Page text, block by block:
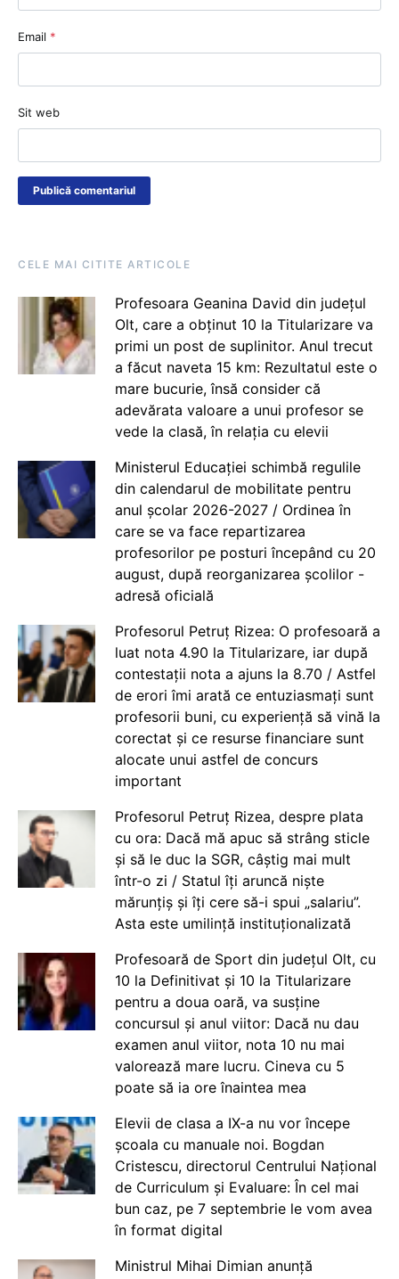
Email *
Sit web
CELE MAI CITITE ARTICOLE
Profesoara Geanina David din județul
Olt, care a obținut 10 la Titularizare va
primi un post de suplinitor. Anul trecut
a făcut naveta 15 km: Rezultatul este o
mare bucurie, însă consider că
adevărata valoare a unui profesor se
vede la clasă, în relația cu elevii
Ministerul Educației schimbă regulile
din calendarul de mobilitate pentru
anul școlar 2026-2027 / Ordinea în
care se va face repartizarea
profesorilor pe posturi începând cu 20
august, după reorganizarea școlilor -
adresă oficială
Profesorul Petruț Rizea: O profesoară a
luat nota 4.90 la Titularizare, iar după
contestații nota a ajuns la 8.70 / Astfel
de erori îmi arată ce entuziasmați sunt
profesorii buni, cu experiență să vină la
corectat și ce resurse financiare sunt
alocate unui astfel de concurs
important
Profesorul Petruț Rizea, despre plata
cu ora: Dacă mă apuc să strâng sticle
și să le duc la SGR, câștig mai mult
într-o zi / Statul îți aruncă niște
mărunțiș și îți cere să-i spui „salariu”.
Asta este umilință instituționalizată
Profesoară de Sport din județul Olt, cu
10 la Definitivat și 10 la Titularizare
pentru a doua oară, va susține
concursul și anul viitor: Dacă nu dau
examen anul viitor, nota 10 nu mai
valorează mare lucru. Cineva cu 5
poate să ia ore înaintea mea
Elevii de clasa a IX-a nu vor începe
școala cu manuale noi. Bogdan
Cristescu, directorul Centrului Național
de Curriculum și Evaluare: În cel mai
bun caz, pe 7 septembrie le vom avea
în format digital
Ministrul Mihai Dimian anunță